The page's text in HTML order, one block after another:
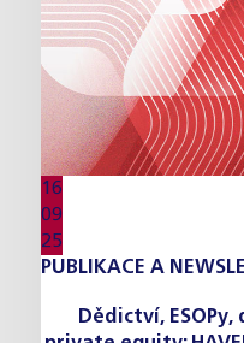
16
09
25
PUBLIKACE A
Dědictví,